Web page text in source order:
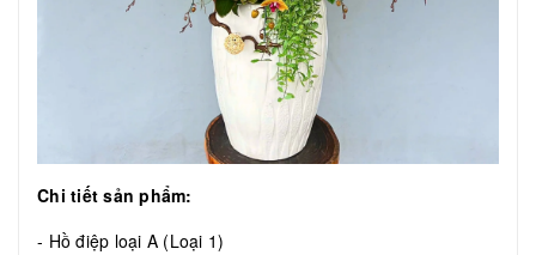
Chi tiết sản phẩm:
- Hồ điệp loại A (Loại 1)